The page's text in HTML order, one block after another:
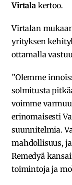
Virtala kertoo.
Virtalan
yrityksen
ottamalla
”Olemme
solmitusta
voimme
erinomaisesti
suunnitelmia.
mahdollisuus,
Remedyä
toimintoja ja